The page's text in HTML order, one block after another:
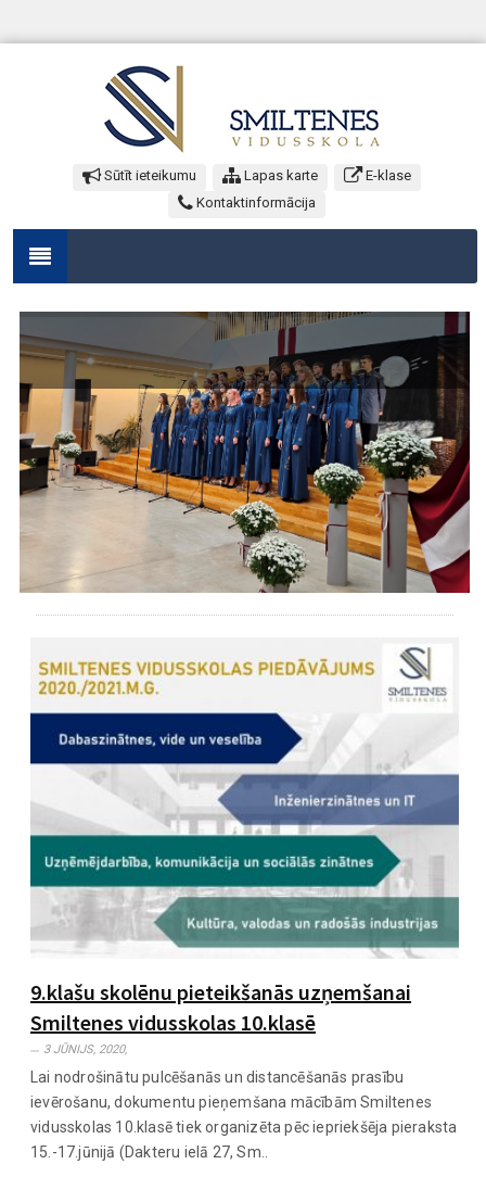
Sūtīt ieteikumu Lapas karte
E-klase
Kontaktinformācija
9.klašu skolēnu pieteikšanās uzņemšanai
Smiltenes vidusskolas 10.klasē
3 JŪNIJS, 2020,
Lai nodrošinātu pulcēšanās un distancēšanās prasību
ievērošanu, dokumentu pieņemšana mācībām Smiltenes
vidusskolas 10.klasē tiek organizēta pēc iepriekšēja pieraksta
15.-17.jūnijā (Dakteru ielā 27, Sm..